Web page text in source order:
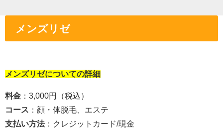
メンズリゼ
メンズリゼについての詳細
料金 ：3,000円（税込）
コース ：顔・体脱毛、エステ
支払い方法：クレジットカード/現金